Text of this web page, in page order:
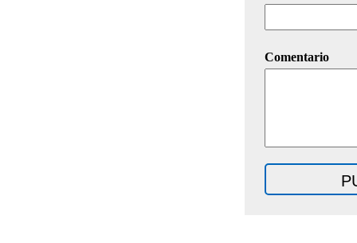
Comentario